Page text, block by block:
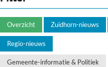
Overzicht Zuidhorn-nieuws
Regio-nieuws
Gemeente-informatie & Politiek